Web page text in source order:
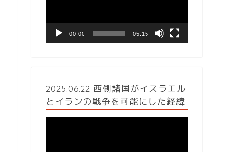
ヤ
00:00 05:15
2025.06.22 西側諸国がイスラエル
とイランの戦争を可能にした経緯